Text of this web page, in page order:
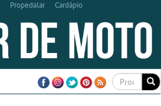
Propedalar Cardápio